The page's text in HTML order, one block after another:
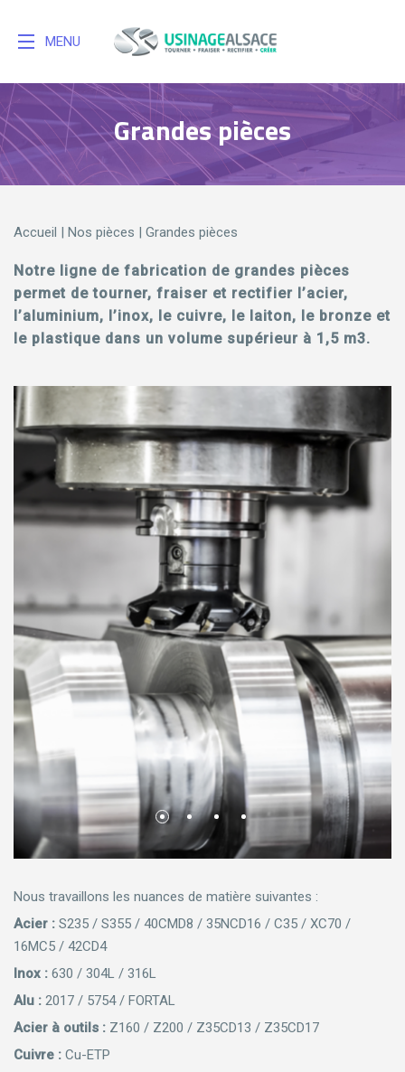
MENU
Grandes pièces
Accueil | Nos pièces | Grandes pièces
Notre ligne de fabrication de grandes pièces
permet de tourner, fraiser et rectifier l’acier,
l’aluminium, l’inox, le cuivre, le laiton, le bronze et
le plastique dans un volume supérieur à 1,5 m3.
Nous travaillons les nuances de matière suivantes :
Acier : S235 / S355 / 40CMD8 / 35NCD16 / C35 / XC70 /
16MC5 / 42CD4
Inox : 630 / 304L / 316L
Alu : 2017 / 5754 / FORTAL
Acier à outils : Z160 / Z200 / Z35CD13 / Z35CD17
Cuivre : Cu-ETP